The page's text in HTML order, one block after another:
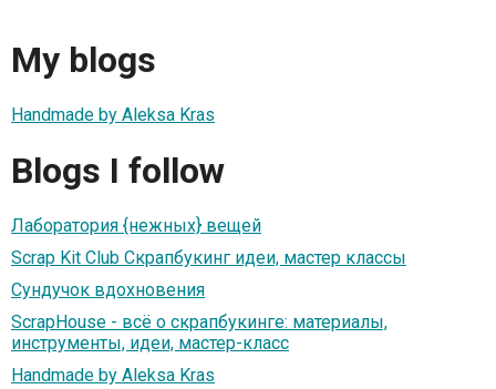
My blogs
Handmade by Aleksa Kras
Blogs I follow
Лаборатория {нежных} вещей
Scrap Kit Club Скрапбукинг идеи, мастер классы
Сундучок вдохновения
ScrapHouse - всё о скрапбукинге: материалы,
инструменты, идеи, мастер-класс
Handmade by Aleksa Kras